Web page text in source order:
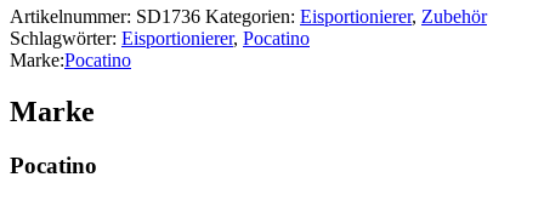
Artikelnummer: SD1736 Kategorien: Eisportionierer, Zubehör
Schlagwörter: Eisportionierer, Pocatino
Marke:Pocatino
Marke
Pocatino